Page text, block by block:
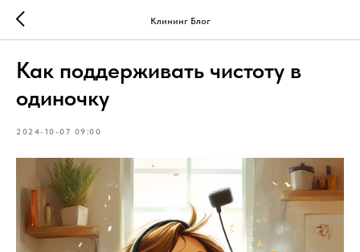
Клининг Блог
Как поддерживать чистоту в
одиночку
2024-10-07 09:00